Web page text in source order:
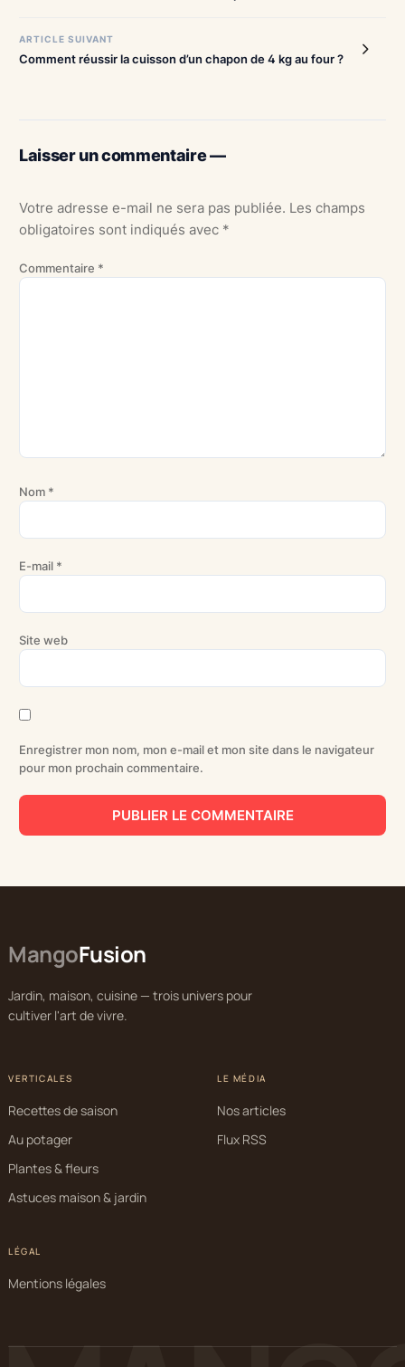
ARTICLE SUIVANT
Comment réussir la cuisson d’un chapon de 4 kg au four ?
Laisser un commentaire —
Votre adresse e-mail ne sera pas publiée. Les champs
obligatoires sont indiqués avec *
Commentaire *
Nom *
E-mail *
Site web
Enregistrer mon nom, mon e-mail et mon site dans le navigateur
pour mon prochain commentaire.
MangoFusion
Jardin, maison, cuisine — trois univers pour
cultiver l'art de vivre.
VERTICALES
Recettes de saison
Au potager
Plantes & fleurs
Astuces maison & jardin
LE MÉDIA
Nos articles
Flux RSS
LÉGAL
Mentions légales